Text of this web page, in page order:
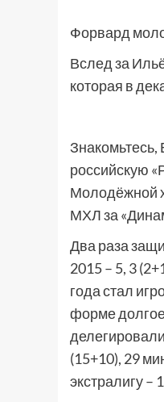
Форвард
Вслед за
которая в
Знакомьтесь,
российскую
Молодёжной
МХЛ за
Два раза
2015 – 5, 3
года стал
форме
(15+10), 29
экстралигу –